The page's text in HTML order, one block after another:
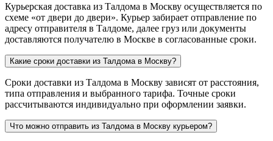
Курьерская доставка из Талдома в Москву осуществляется по
схеме «от двери до двери». Курьер забирает отправление по
адресу отправителя в Талдоме, далее груз или документы
доставляются получателю в Москве в согласованные сроки.
Какие сроки доставки из Талдома в Москву?
Сроки доставки из Талдома в Москву зависят от расстояния,
типа отправления и выбранного тарифа. Точные сроки
рассчитываются индивидуально при оформлении заявки.
Что можно отправить из Талдома в Москву курьером?